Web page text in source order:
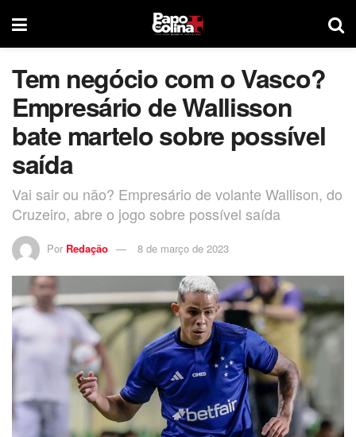
Tem negócio com o Vasco?
Empresário de Wallisson
bate martelo sobre possível
saída
Vai sair ou não? Empresário de volante Wallison, do
Cruzeiro, abre o jogo sobre possível saída
Por Redação 8 de março de 2023